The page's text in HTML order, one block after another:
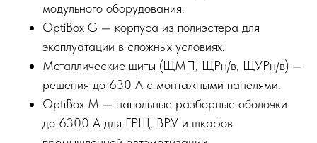
модульного оборудования.
OptiBox G — корпуса из полиэстера для
эксплуатации в сложных условиях.
Металлические щиты (ЩМП, ЩРн/в, ЩУРн/в) —
решения до 630 А с монтажными панелями.
OptiBox M — напольные разборные оболочки
до 6300 А для ГРЩ, ВРУ и шкафов